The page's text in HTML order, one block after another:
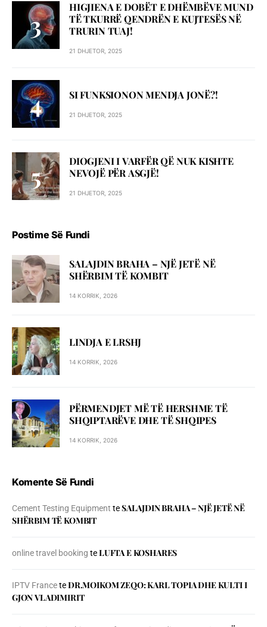
HIGJIENA E DOBËT E DHËMBËVE MUND
TË TKURRË QENDRËN E KUJTESËS NË
TRURIN TUAJ!
21 DHJETOR, 2025
SI FUNKSIONON MENDJA JONË?!
21 DHJETOR, 2025
DIOGJENI I VARFËR QË NUK KISHTE
NEVOJË PËR ASGJË!
21 DHJETOR, 2025
Postime Së Fundi
SALAJDIN BRAHA – NJЁ JETЁ NЁ
SHЁRBIM TЁ KOMBIT
14 KORRIK, 2026
LINDJA E LRSHJ
14 KORRIK, 2026
PËRMENDJET MË TË HERSHME TË
SHQIPTARËVE DHE TË SHQIPES
14 KORRIK, 2026
Komente Së Fundi
Cement Testing Equipment teSALAJDIN BRAHA – NJЁ JETЁ NЁ
SHЁRBIM TЁ KOMBIT
online travel booking teLUFTA E KOSHARES
IPTV FranceteDR.MOIKOM ZEQO: KARL TOPIA DHE KULTI I
GJON VLADIMIRIT